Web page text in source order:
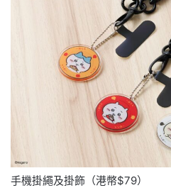
手機掛繩及掛飾（港幣$79）